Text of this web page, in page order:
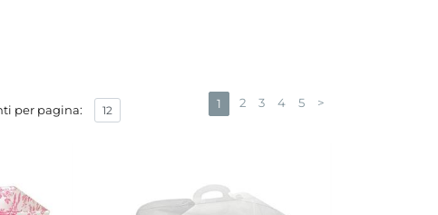
per pagina: 1 2 3 4 5 >